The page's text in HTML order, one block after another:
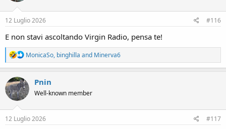
n
s
12 Luglio 2026 #116
E non stavi ascoltando Virgin Radio, pensa te!
R
e
a
c
t
i
n
s
MonicaSo, binghilla and Minerva6
Pnin
Well-known member
12 Luglio 2026 #117